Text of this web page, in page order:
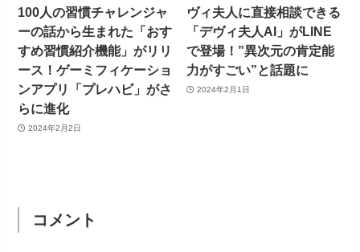
100人の習慣チャレンジャ
ーの話から生まれた「おす
すめ習慣紹介機能」がリリ
ース！ゲーミフィケーショ
ンアプリ「プレハビ」がさ
らに進化
2024年2月2日
ヴィ夫人に直接相談できる
「デヴィ夫人AI」がLINE
で登場！”異次元の肯定能
力がすごい”と話題に
2024年2月1日
コメント